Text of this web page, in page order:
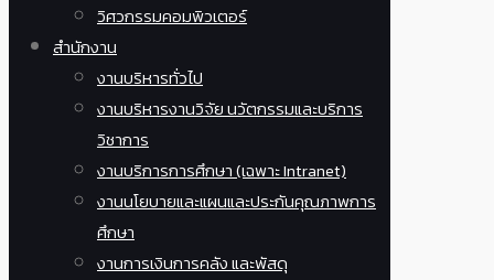
วิศวกรรมคอมพิวเตอร์
สำนักงาน
งานบริหารทั่วไป
งานบริหารงานวิจัย นวัตกรรมและบริการ
วิชาการ
งานบริการการศึกษา (เฉพาะ Intranet)
งานนโยบายและแผนและประกันคุณภาพการ
ศึกษา
งานการเงินการคลัง และพัสดุ